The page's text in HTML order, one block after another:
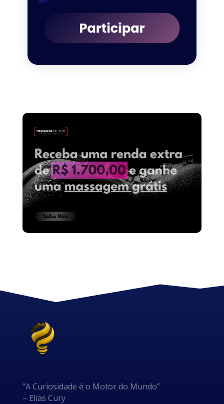
“A Curiosidade é o Motor do Mundo”
– Elias Cury